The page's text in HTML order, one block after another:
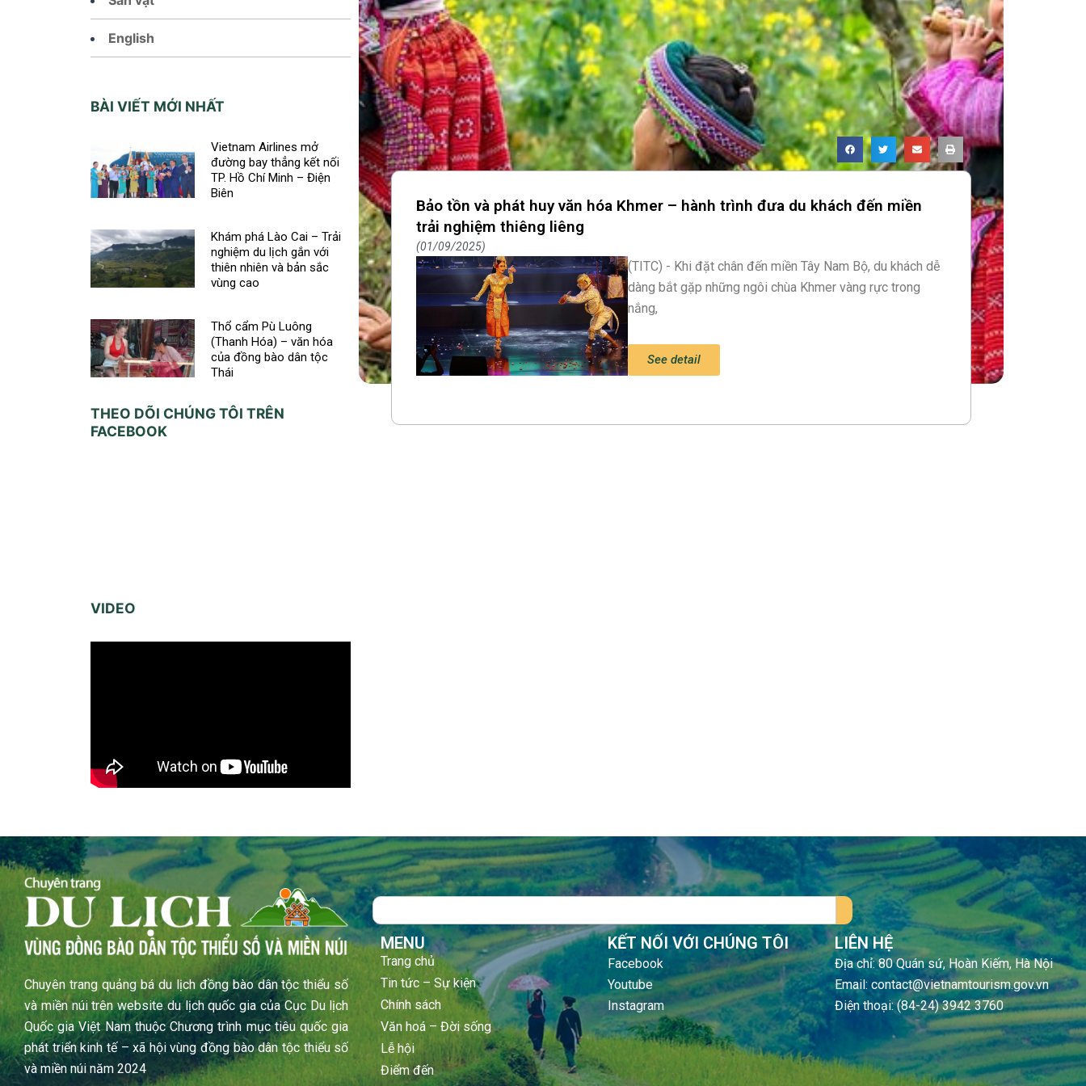
English
BÀI VIẾT MỚI NHẤT
Vietnam Airlines mở
đường bay thẳng kết nối
TP. Hồ Chí Minh – Điện
Biên
Khám phá Lào Cai – Trải
nghiệm du lịch gắn với
thiên nhiên và bản sắc
vùng cao
Thổ cẩm Pù Luông
(Thanh Hóa) – văn hóa
của đồng bào dân tộc
Thái
THEO DÕI CHÚNG TÔI TRÊN
FACEBOOK
VIDEO
Bảo tồn và phát huy văn hóa Khmer – hành trình đưa du khách đến miền
trải nghiệm thiêng liêng
01/09/2025
(TITC) - Khi đặt chân đến miền Tây Nam Bộ, du khách dễ
dàng bắt gặp những ngôi chùa Khmer vàng rực trong
nắng,
See detail
Chuyên trang quảng bá du lịch đồng bào dân tộc thiểu số
và miền núi trên website du lịch quốc gia của Cục Du lịch
Quốc gia Việt Nam thuộc Chương trình mục tiêu quốc gia
phát triển kinh tế – xã hội vùng đồng bào dân tộc thiểu số
và miền núi năm 2024
Search
MENU
Trang chủ
Tin tức – Sự kiện
Chính sách
Văn hoá – Đời sống
Lễ hội
Điểm đến
KẾT NỐI VỚI CHÚNG TÔI
Facebook
Youtube
Instagram
LIÊN HỆ
Địa chỉ: 80 Quán sứ, Hoàn Kiếm, Hà Nội
Email: contact@vietnamtourism.gov.vn
Điện thoại: (84-24) 3942 3760